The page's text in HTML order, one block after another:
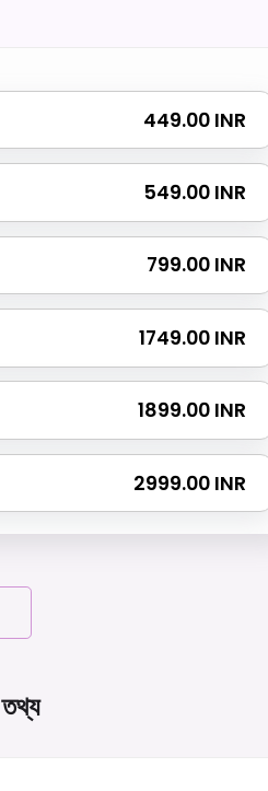
₹ 449.00 INR
₹ 549.00 INR
₹ 799.00 INR
₹ 1749.00 INR
₹ 1899.00 INR
₹ 2999.00 INR
তথ্য